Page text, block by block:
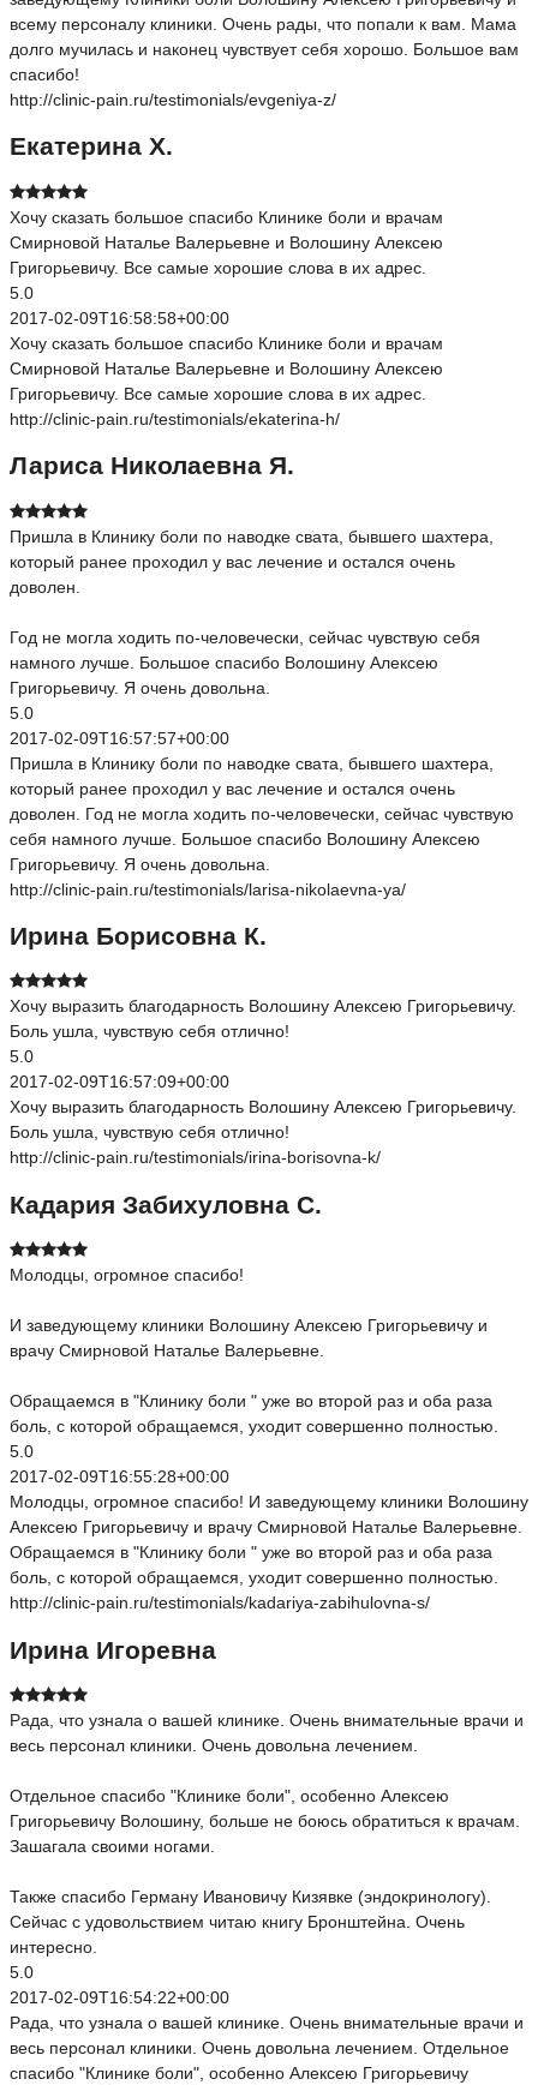
всему персоналу клиники. Очень рады, что попали к вам. Мама
долго мучилась и наконец чувствует себя хорошо. Большое вам
спасибо!
http://clinic-pain.ru/testimonials/evgeniya-z/
Екатерина Х.
Хочу сказать большое спасибо Клинике боли и врачам
Смирновой Наталье Валерьевне и Волошину Алексею
Григорьевичу. Все самые хорошие слова в их адрес.
5.0
2017-02-09T16:58:58+00:00
Хочу сказать большое спасибо Клинике боли и врачам
Смирновой Наталье Валерьевне и Волошину Алексею
Григорьевичу. Все самые хорошие слова в их адрес.
http://clinic-pain.ru/testimonials/ekaterina-h/
Лариса Николаевна Я.
Пришла в Клинику боли по наводке свата, бывшего шахтера,
который ранее проходил у вас лечение и остался очень
доволен.
Год не могла ходить по-человечески, сейчас чувствую себя
намного лучше. Большое спасибо Волошину Алексею
Григорьевичу. Я очень довольна.
5.0
2017-02-09T16:57:57+00:00
Пришла в Клинику боли по наводке свата, бывшего шахтера,
который ранее проходил у вас лечение и остался очень
доволен. Год не могла ходить по-человечески, сейчас чувствую
себя намного лучше. Большое спасибо Волошину Алексею
Григорьевичу. Я очень довольна.
http://clinic-pain.ru/testimonials/larisa-nikolaevna-ya/
Ирина Борисовна К.
Хочу выразить благодарность Волошину Алексею Григорьевичу.
Боль ушла, чувствую себя отлично!
5.0
2017-02-09T16:57:09+00:00
Хочу выразить благодарность Волошину Алексею Григорьевичу.
Боль ушла, чувствую себя отлично!
http://clinic-pain.ru/testimonials/irina-borisovna-k/
Кадария Забихуловна С.
Молодцы, огромное спасибо!
И заведующему клиники Волошину Алексею Григорьевичу и
врачу Смирновой Наталье Валерьевне.
Обращаемся в "Клинику боли " уже во второй раз и оба раза
боль, с которой обращаемся, уходит совершенно полностью.
5.0
2017-02-09T16:55:28+00:00
Молодцы, огромное спасибо! И заведующему клиники Волошину
Алексею Григорьевичу и врачу Смирновой Наталье Валерьевне.
Обращаемся в "Клинику боли " уже во второй раз и оба раза
боль, с которой обращаемся, уходит совершенно полностью.
http://clinic-pain.ru/testimonials/kadariya-zabihulovna-s/
Ирина Игоревна
Рада, что узнала о вашей клинике. Очень внимательные врачи и
весь персонал клиники. Очень довольна лечением.
Отдельное спасибо "Клинике боли", особенно Алексею
Григорьевичу Волошину, больше не боюсь обратиться к врачам.
Зашагала своими ногами.
Также спасибо Герману Ивановичу Кизявке (эндокринологу).
Сейчас с удовольствием читаю книгу Бронштейна. Очень
интересно.
5.0
2017-02-09T16:54:22+00:00
Рада, что узнала о вашей клинике. Очень внимательные врачи и
весь персонал клиники. Очень довольна лечением. Отдельное
спасибо "Клинике боли", особенно Алексею Григорьевичу